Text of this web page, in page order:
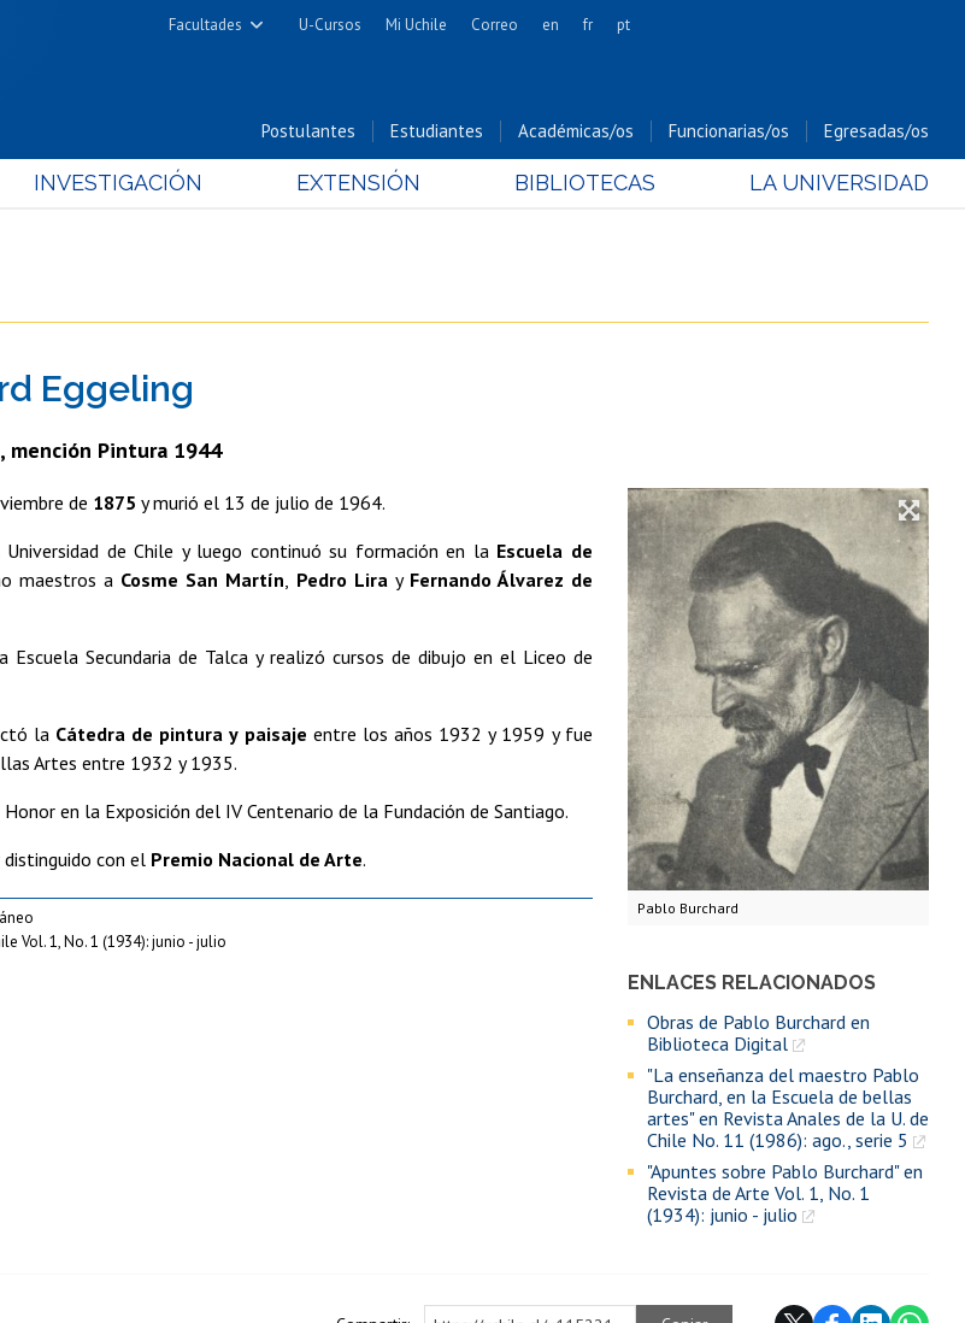
Facultades
Cs. Físicas y Matemáticas
Cs. Forestales y Conservación
Cs. Químicas y Farmacéuticas
Cs. Sociales
Estudios Avanzados en Educación
U-Cursos Mi Uchile Correo en fr pt
Postulantes Estudiantes Académicas/os Funcionarias/os Egresadas/os
INVESTIGACIÓN EXTENSIÓN BIBLIOTECAS LA UNIVERSIDAD
Eggeling
mención Pintura 1944
Pablo Burchard
ENLACES RELACIONADOS
Obras de Pablo Burchard en
Biblioteca Digital
"La enseñanza del maestro Pablo
Burchard, en la Escuela de bellas
artes" en Revista Anales de la U. de
Chile No. 11 (1986): ago., serie 5
"Apuntes sobre Pablo Burchard" en
Revista de Arte Vol. 1, No. 1
(1934): junio - julio
de 1875 y murió el 13 de julio de 1964.
de Chile y luego continuó su formación en la Escuela de
maestros a Cosme San Martín Pedro Lira y Fernando Álvarez de
Secundaria de Talca y realizó cursos de dibujo en el Liceo de
la Cátedra de pintura y paisaje entre los años 1932 y 1959 y fue
Artes entre 1932 y 1935.
en la Exposición del IV Centenario de la Fundación de Santiago.
distinguido con el Premio Nacional de Arte.
Vol. 1, No. 1 (1934): junio - julio